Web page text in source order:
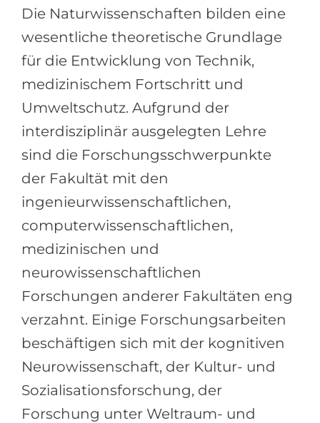
ПРОФЕССИИ
Профессии
Специальности
Примеры вакансий
КАРЬЕРНОЕ ОРИЕНТИРОВАНИЕ
Тест Голланда
Тест Карта Интересов
на
100%
Наши студенты успешно поступают
Медицина
Инженерия
Физика
Менеджмент
Другая специальность
ПОСТУПАЕМ ИЗ...
Россия
Украина
Армения
Беларусь
Другая страна
ЗАПИСАТЬСЯ НА КОНСУЛЬТАЦИЮ
Die Naturwissenschaften bilden eine
wesentliche theoretische Grundlage
für die Entwicklung von Technik,
medizinischem Fortschritt und
Umweltschutz. Aufgrund der
interdisziplinär ausgelegten Lehre
sind die Forschungsschwerpunkte
der Fakultät mit den
ingenieurwissenschaftlichen,
computerwissenschaftlichen,
medizinischen und
neurowissenschaftlichen
Forschungen anderer Fakultäten eng
verzahnt. Einige Forschungsarbeiten
beschäftigen sich mit der kognitiven
Neurowissenschaft, der Kultur- und
Sozialisationsforschung, der
Forschung unter Weltraum- und